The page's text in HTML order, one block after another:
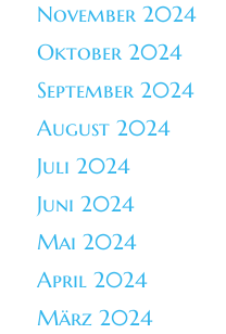
November 2024
Oktober 2024
September 2024
August 2024
Juli 2024
Juni 2024
Mai 2024
April 2024
März 2024